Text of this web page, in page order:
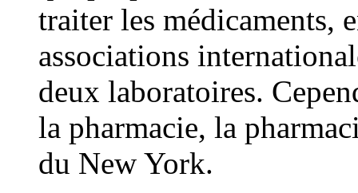
traiter les médicaments,
associations
deux laboratoires.
la pharmacie, la
du New York.